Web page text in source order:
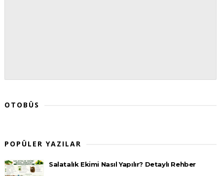
OTOBÜS
POPÜLER YAZILAR
Salatalık Ekimi Nasıl Yapılır? Detaylı Rehber